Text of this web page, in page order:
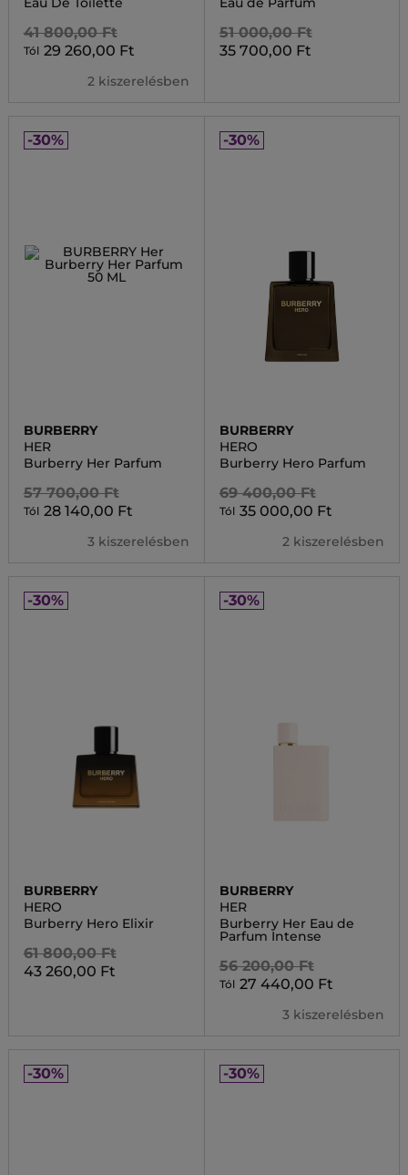
41 800,00 Ft
Tól 29 260,00 Ft
2 kiszerelésben
51 000,00 Ft
35 700,00 Ft
-30%
BURBERRY
HER
Burberry Her Parfum
57 700,00 Ft
Tól 28 140,00 Ft
3 kiszerelésben
-30%
BURBERRY
HERO
Burberry Hero Parfum
69 400,00 Ft
Tól 35 000,00 Ft
2 kiszerelésben
-30%
BURBERRY
HERO
Burberry Hero Elixir
61 800,00 Ft
43 260,00 Ft
-30%
BURBERRY
HER
Burberry Her Eau de
Parfum Intense
56 200,00 Ft
Tól 27 440,00 Ft
3 kiszerelésben
-30% -30%